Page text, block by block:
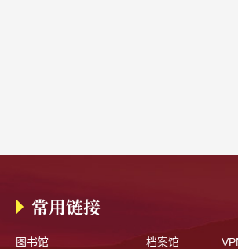
常用链接
图书馆 档案馆